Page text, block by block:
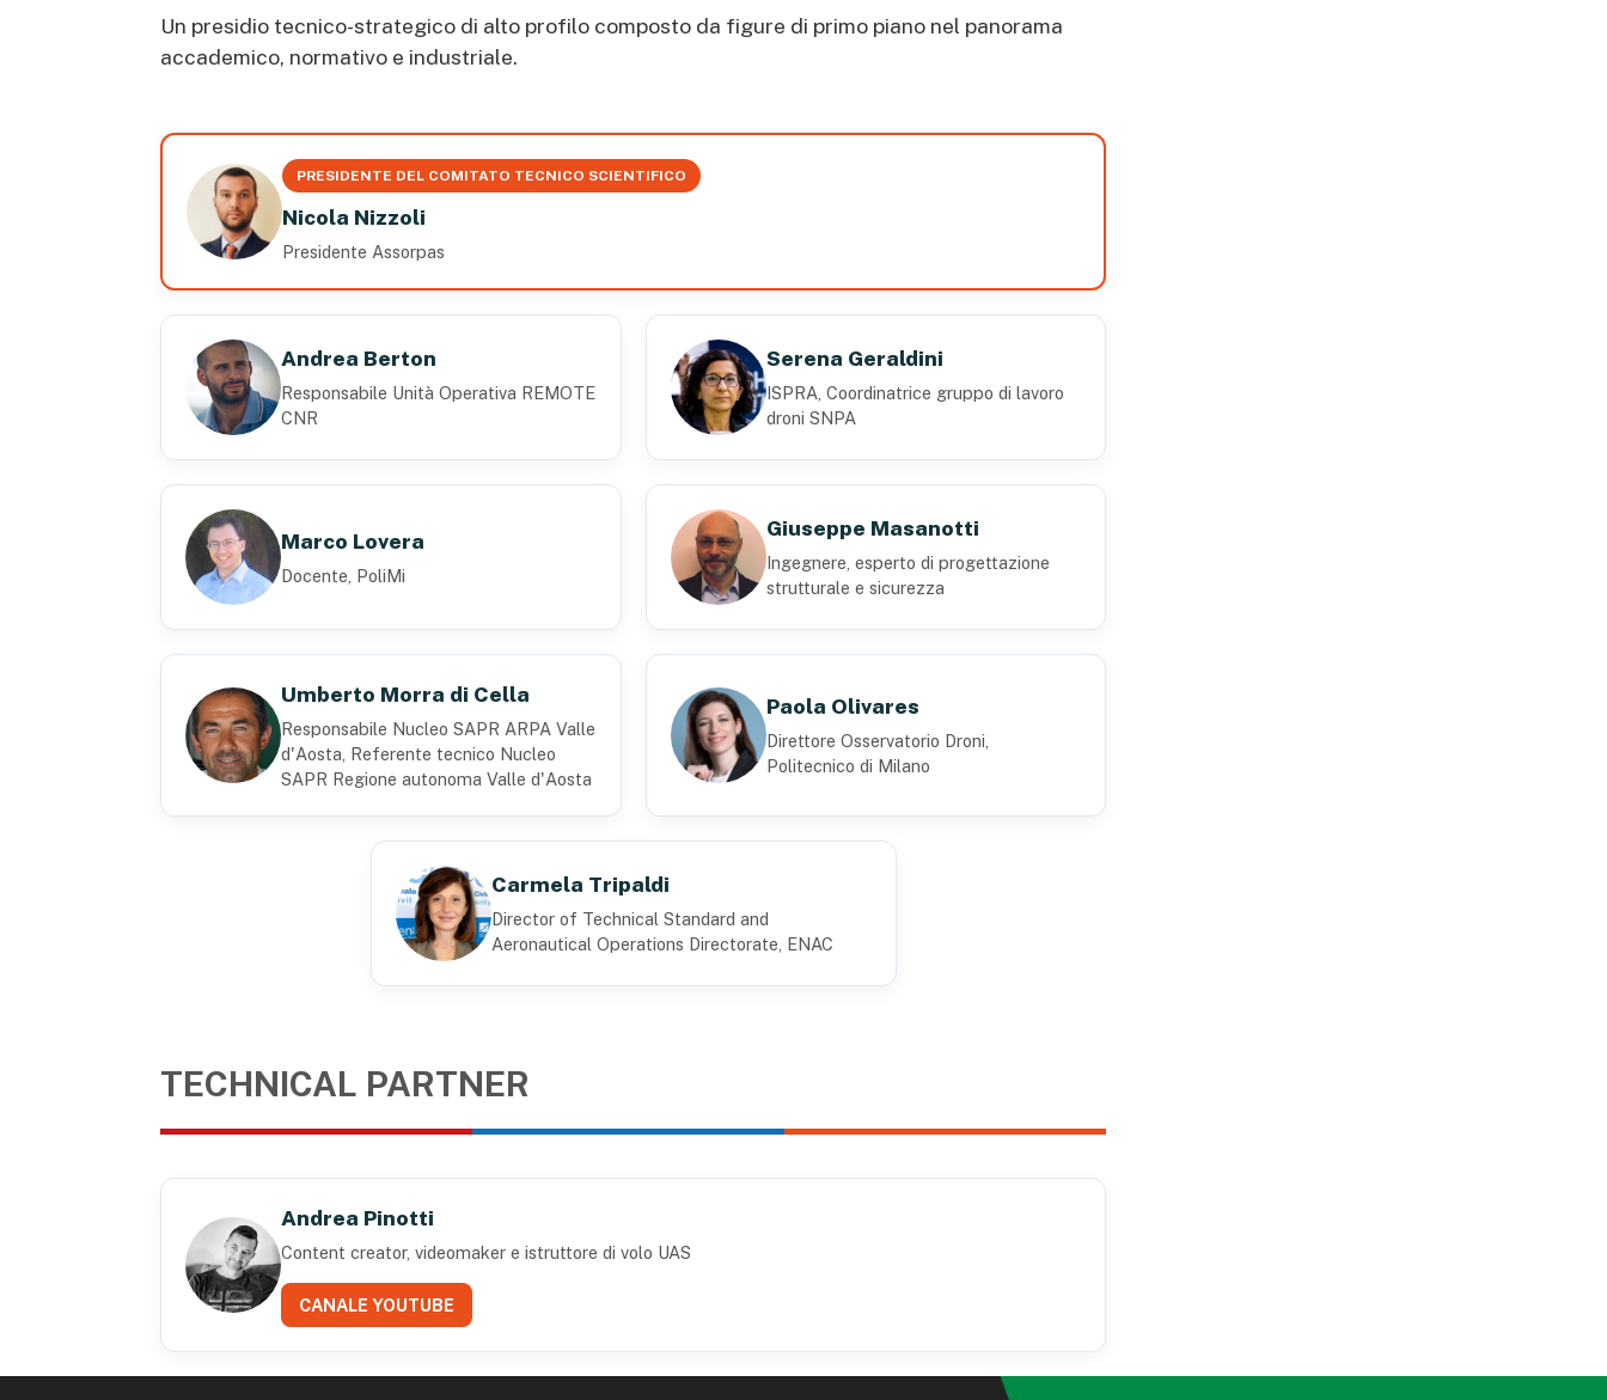
Un presidio tecnico-strategico di alto profilo composto da figure di primo piano nel panorama
accademico, normativo e industriale.
PRESIDENTE DEL COMITATO TECNICO SCIENTIFICO
Nicola Nizzoli
Presidente Assorpas
Andrea Berton
Responsabile Unità Operativa REMOTE
CNR
Serena Geraldini
ISPRA, Coordinatrice gruppo di lavoro
droni SNPA
Marco Lovera
Docente, PoliMi
Giuseppe Masanotti
Ingegnere, esperto di progettazione
strutturale e sicurezza
Umberto Morra di Cella
Responsabile Nucleo SAPR ARPA Valle
d'Aosta, Referente tecnico Nucleo
SAPR Regione autonoma Valle d'Aosta
Paola Olivares
Direttore Osservatorio Droni,
Politecnico di Milano
Carmela Tripaldi
Director of Technical Standard and
Aeronautical Operations Directorate, ENAC
TECHNICAL PARTNER
Andrea Pinotti
Content creator, videomaker e istruttore di volo UAS
CANALE YOUTUBE